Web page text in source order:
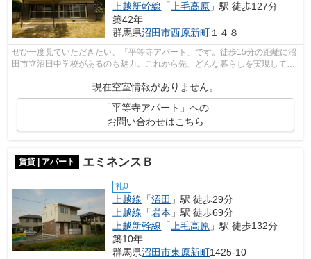
上越新幹線 「上毛高原 」駅 徒歩127分
築42年
群馬県沼田市西原新町１４８
ぜひ一度見ていただきたい、「平等寺アパート」です。徒歩15分の距離に沼
田市立沼田中学校があるのも魅力。これから先、どんな暮らしを実現してい
現在空室情報がありません。
「平等寺アパート」への
お問い合わせはこちら
賃貸 | アパート エミネンスＢ
礼0
上越線 「沼田 」駅 徒歩29分
上越線 「岩本 」駅 徒歩69分
上越新幹線 「 上毛高原 」駅 徒歩132分
築10年
群馬県沼田市東原新町1425-10